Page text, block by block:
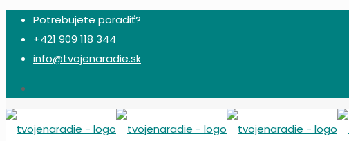
Potrebujete poradiť?
+421 909 118 344
info@tvojenaradie.sk